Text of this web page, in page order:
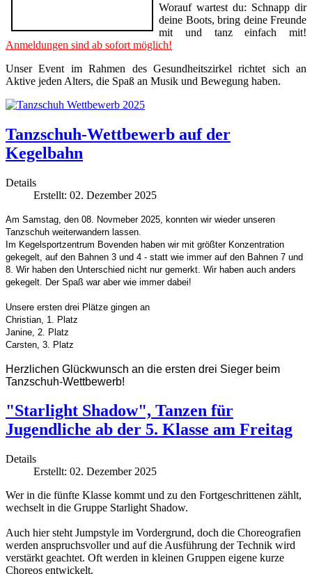
Worauf wartest du: Schnapp dir
deine Boots, bring deine Freunde
mit und tanz einfach mit!
Anmeldungen sind ab sofort möglich!
Unser Event im Rahmen des Gesundheitszirkel richtet sich an
Aktive jeden Alters, die Spaß an Musik und Bewegung haben.
Tanzschuh-Wettbewerb auf der
Kegelbahn
Details
Erstellt: 02. Dezember 2025
Am Samstag, den 08. Novmeber 2025, konnten wir wieder unseren
Tanzschuh weiterwandern lassen.
Im Kegelsportzentrum Bovenden haben wir mit größter Konzentration
gekegelt, auf den Bahnen 3 und 4 - statt wie immer auf den Bahnen 7 und
8. Wir haben den Unterschied nicht nur gemerkt. Wir haben auch anders
gekegelt. Der Spaß war aber wie immer dabei!
Unsere ersten drei Plätze gingen an
Christian, 1. Platz
Janine, 2. Platz
Carsten, 3. Platz
Herzlichen Glückwunsch an die ersten drei Sieger beim
Tanzschuh-Wettbewerb!
"Starlight Shadow", Tanzen für
Jugendliche ab der 5. Klasse am Freitag
Details
Erstellt: 02. Dezember 2025
Wer in die fünfte Klasse kommt und zu den Fortgeschrittenen zählt,
wechselt in die Gruppe Starlight Shadow.
Auch hier steht Jumpstyle im Vordergrund, doch die Choreografien
werden anspruchsvoller und auf die Ausführung der Technik wird
verstärkt geachtet. Oft werden in kleinen Gruppen eigene kurze
Choreos entwickelt.